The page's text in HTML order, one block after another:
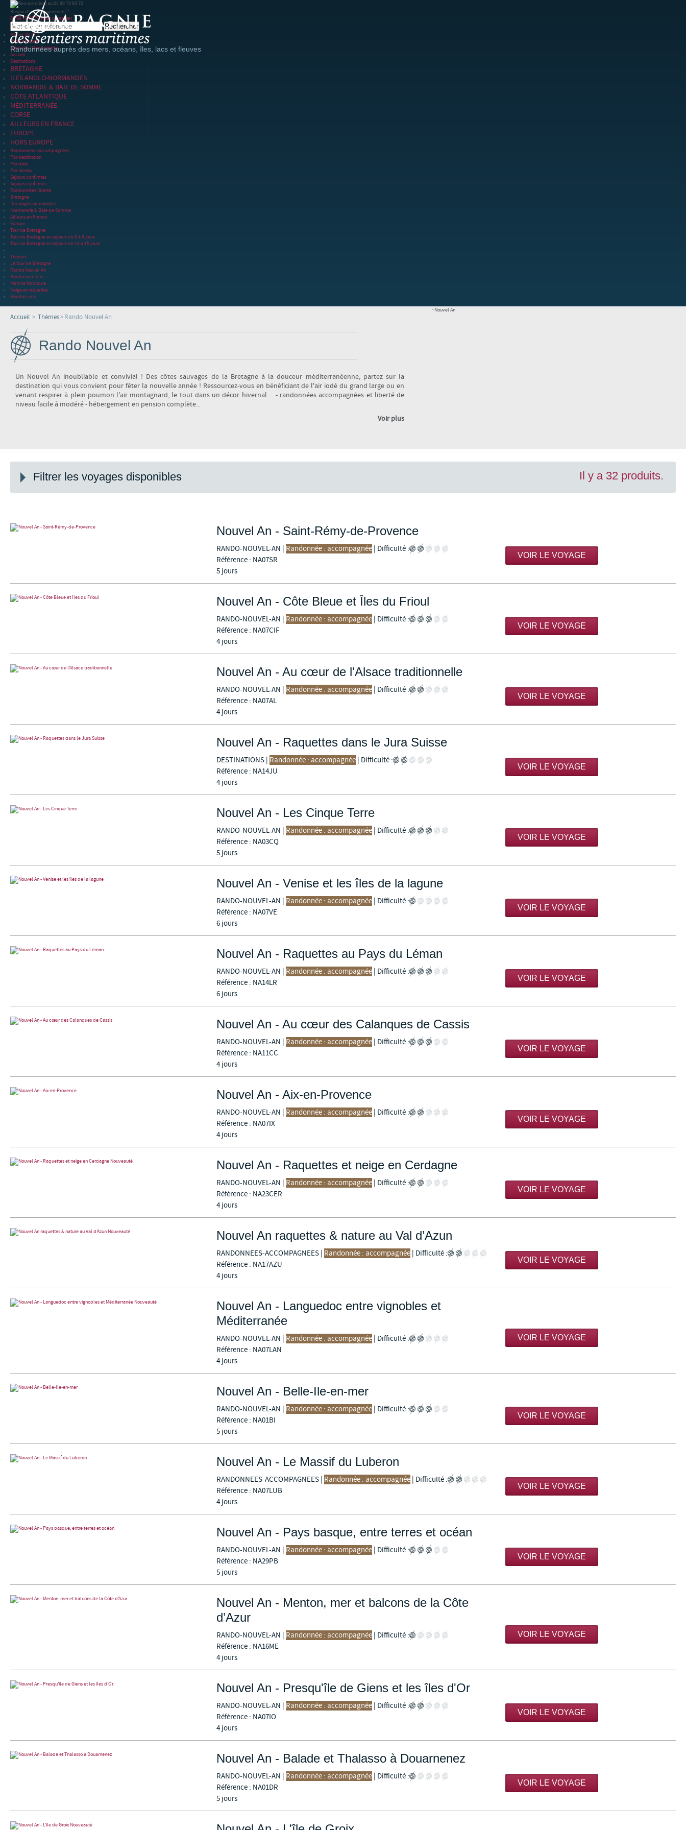
Randonnées auprès des mers, océans, îles, lacs et fleuves
Besoin d'un renseignement ?
02 99 78 83 70Nous contacter
Panier(0) (0)
Votre compte
S'inscrire|Mon compte
Accueil
Destinations
BRETAGNE
ILES ANGLO-NORMANDES
NORMANDIE & BAIE DE SOMME
CÔTE ATLANTIQUE
MÉDITERRANÉE
CORSE
AILLEURS EN FRANCE
EUROPE
HORS EUROPE
Randonnées accompagnées
Par destination
Par date
Par niveau
Séjours confirmés
Séjours confirmés
Randonnées liberté
Bretagne
Iles anglo-normandes
Normandie & Baie de Somme
Ailleurs en France
Europe
Tour de Bretagne
Tour de Bretagne en séjours de 5 à 8 jours
Tour de Bretagne en séjours de 10 à 15 jours
Thèmes
Le tour de Bretagne
Rando Nouvel An
Rando bien-être
Marche Nordique
Neige et raquettes
Randos vélo
Accueil > Thèmes>Rando Nouvel An
Rando Nouvel An
Un Nouvel An inoubliable et convivial ! Des côtes sauvages de la Bretagne à la douceur méditerranéenne, partez sur la
destination qui vous convient pour fêter la nouvelle année ! Ressourcez-vous en bénéficiant de l'air iodé du grand large ou en
venant respirer à plein poumon l'air montagnard, le tout dans un décor hivernal ... - randonnées accompagnées et liberté de
niveau facile à modéré - hébergement en pension complète...
Voir plus
Il y a 32 produits.
Filtrer les voyages disponibles
Nouvel An - Saint-Rémy-de-Provence
RANDO-NOUVEL-AN Randonnée : accompagnée Difficulté :
Référence : NA07SR
5 jours
VOIR LE VOYAGE
Nouvel An - Côte Bleue et Îles du Frioul
RANDO-NOUVEL-AN Randonnée : accompagnée Difficulté :
Référence : NA07CIF
4 jours
VOIR LE VOYAGE
Nouvel An - Au cœur de l'Alsace traditionnelle
RANDO-NOUVEL-AN Randonnée : accompagnée Difficulté :
Référence : NA07AL
4 jours
VOIR LE VOYAGE
Nouvel An - Raquettes dans le Jura Suisse
DESTINATIONS Randonnée : accompagnée Difficulté :
Référence : NA14JU
4 jours
VOIR LE VOYAGE
Nouvel An - Les Cinque Terre
RANDO-NOUVEL-AN Randonnée : accompagnée Difficulté :
Référence : NA03CQ
5 jours
VOIR LE VOYAGE
Nouvel An - Venise et les îles de la lagune
RANDO-NOUVEL-AN Randonnée : accompagnée Difficulté :
Référence : NA07VE
6 jours
VOIR LE VOYAGE
Nouvel An - Raquettes au Pays du Léman
RANDO-NOUVEL-AN Randonnée : accompagnée Difficulté :
Référence : NA14LR
6 jours
VOIR LE VOYAGE
Nouvel An - Au cœur des Calanques de Cassis
RANDO-NOUVEL-AN Randonnée : accompagnée Difficulté :
Référence : NA11CC
4 jours
VOIR LE VOYAGE
Nouvel An - Aix-en-Provence
RANDO-NOUVEL-AN Randonnée : accompagnée Difficulté :
Référence : NA07IX
4 jours
VOIR LE VOYAGE
Nouveauté Nouvel An - Raquettes et neige en Cerdagne
RANDO-NOUVEL-AN Randonnée : accompagnée Difficulté :
Référence : NA23CER
4 jours
VOIR LE VOYAGE
Nouveauté Nouvel An raquettes & nature au Val d’Azun
RANDONNEES-ACCOMPAGNEES Randonnée : accompagnée Difficulté :
Référence : NA17AZU
4 jours
VOIR LE VOYAGE
Nouveauté
Nouvel An - Languedoc entre vignobles et
Méditerranée
RANDO-NOUVEL-AN Randonnée : accompagnée Difficulté :
Référence : NA07LAN
4 jours
VOIR LE VOYAGE
Nouvel An - Belle-Ile-en-mer
RANDO-NOUVEL-AN Randonnée : accompagnée Difficulté :
Référence : NA01BI
5 jours
VOIR LE VOYAGE
Nouvel An - Le Massif du Luberon
RANDONNEES-ACCOMPAGNEES Randonnée : accompagnée Difficulté :
Référence : NA07LUB
4 jours
VOIR LE VOYAGE
Nouvel An - Pays basque, entre terres et océan
RANDO-NOUVEL-AN Randonnée : accompagnée Difficulté :
Référence : NA29PB
5 jours
VOIR LE VOYAGE
Nouvel An - Menton, mer et balcons de la Côte
d’Azur
RANDO-NOUVEL-AN Randonnée : accompagnée Difficulté :
Référence : NA16ME
4 jours
VOIR LE VOYAGE
Nouvel An - Presqu'île de Giens et les îles d'Or
RANDO-NOUVEL-AN Randonnée : accompagnée Difficulté :
Référence : NA07IO
4 jours
VOIR LE VOYAGE
Nouvel An - Balade et Thalasso à Douarnenez
RANDO-NOUVEL-AN Randonnée : accompagnée Difficulté :
Référence : NA01DR
5 jours
VOIR LE VOYAGE
Nouveauté